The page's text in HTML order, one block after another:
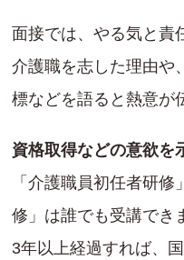
面接では、やる気と責
介護職を志した理由や
標などを語ると熱意が
資格取得などの意欲を
「介護職員初任者研
修」は誰でも受講でき
3年以上経過すれば、